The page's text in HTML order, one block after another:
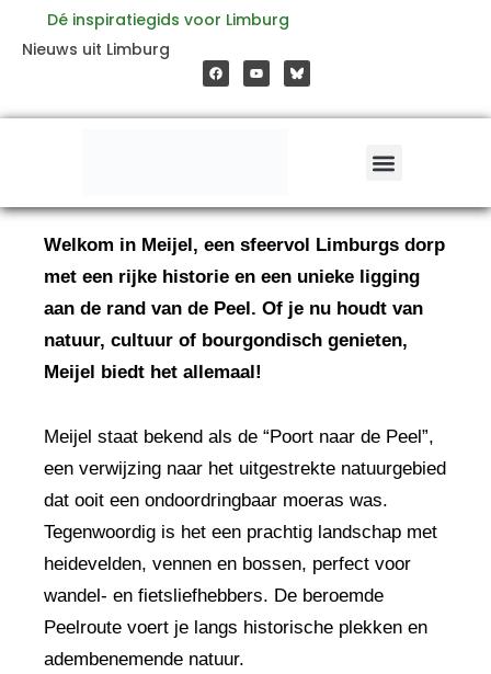
inhoud
Dé inspiratiegids voor Limburg
Nieuws uit Limburg
a
c
e
o
o
o
u
t
b
e
Welkom in Meijel, een sfeervol Limburgs dorp
met een rijke historie en een unieke ligging
aan de rand van de Peel. Of je nu houdt van
natuur, cultuur of bourgondisch genieten,
Meijel biedt het allemaal!
Meijel staat bekend als de “Poort naar de Peel”,
een verwijzing naar het uitgestrekte natuurgebied
dat ooit een ondoordringbaar moeras was.
Tegenwoordig is het een prachtig landschap met
heidevelden, vennen en bossen, perfect voor
wandel- en fietsliefhebbers. De beroemde
Peelroute voert je langs historische plekken en
adembenemende natuur.